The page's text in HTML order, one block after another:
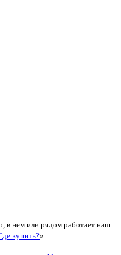
в нем или рядом работает наш
купить?».